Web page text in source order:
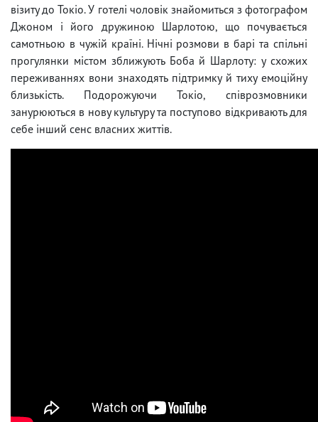
візиту до Токіо. У готелі чоловік знайомиться з фотографом
Джоном і його дружиною Шарлотою, що почувається
самотньою в чужій країні. Нічні розмови в барі та спільні
прогулянки містом зближують Боба й Шарлоту: у схожих
переживаннях вони знаходять підтримку й тиху емоційну
близькість. Подорожуючи Токіо, співрозмовники
занурюються в нову культуру та поступово відкривають для
себе інший сенс власних життів.